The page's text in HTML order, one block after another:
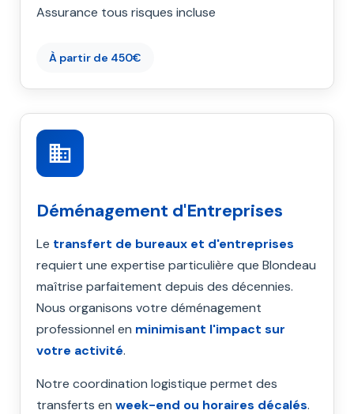
Assurance tous risques incluse
À partir de 450€
Déménagement d'Entreprises
Le transfert de bureaux et d'entreprises
requiert une expertise particulière que Blondeau
maîtrise parfaitement depuis des décennies.
Nous organisons votre déménagement
professionnel en minimisant l'impact sur
votre activité.
Notre coordination logistique permet des
transferts en week-end ou horaires décalés.